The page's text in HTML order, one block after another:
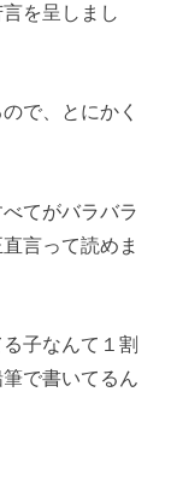
を呈しまし
で、とにかく
てがバラバラ
言って読めま
子なんて１割
で書いてるん